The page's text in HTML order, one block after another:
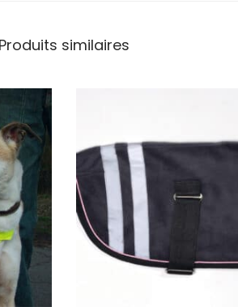
Produits similaires